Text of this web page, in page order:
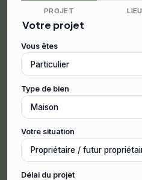
PROJET LIEU
Votre projet
Vous êtes
Type de bien
Votre situation
Délai du projet